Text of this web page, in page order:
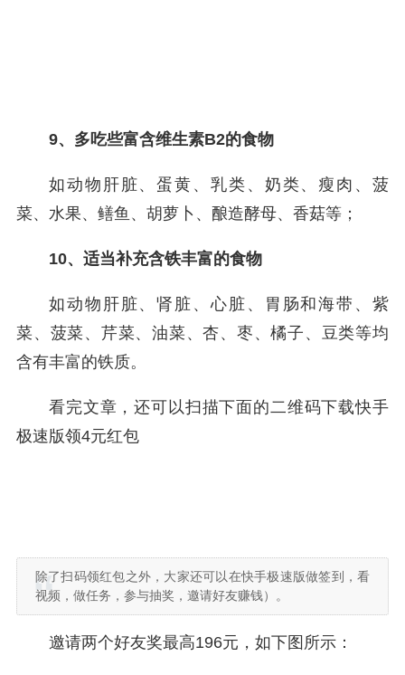
9、多吃些富含维生素B2的食物
如动物肝脏、蛋黄、乳类、奶类、瘦肉、菠
菜、水果、鳝鱼、胡萝卜、酿造酵母、香菇等；
10、适当补充含铁丰富的食物
如动物肝脏、肾脏、心脏、胃肠和海带、紫
菜、菠菜、芹菜、油菜、杏、枣、橘子、豆类等均
含有丰富的铁质。
看完文章，还可以扫描下面的二维码下载快手
极速版领4元红包
除了扫码领红包之外，大家还可以在快手极速版做签到，看
视频，做任务，参与抽奖，邀请好友赚钱）。
邀请两个好友奖最高196元，如下图所示：